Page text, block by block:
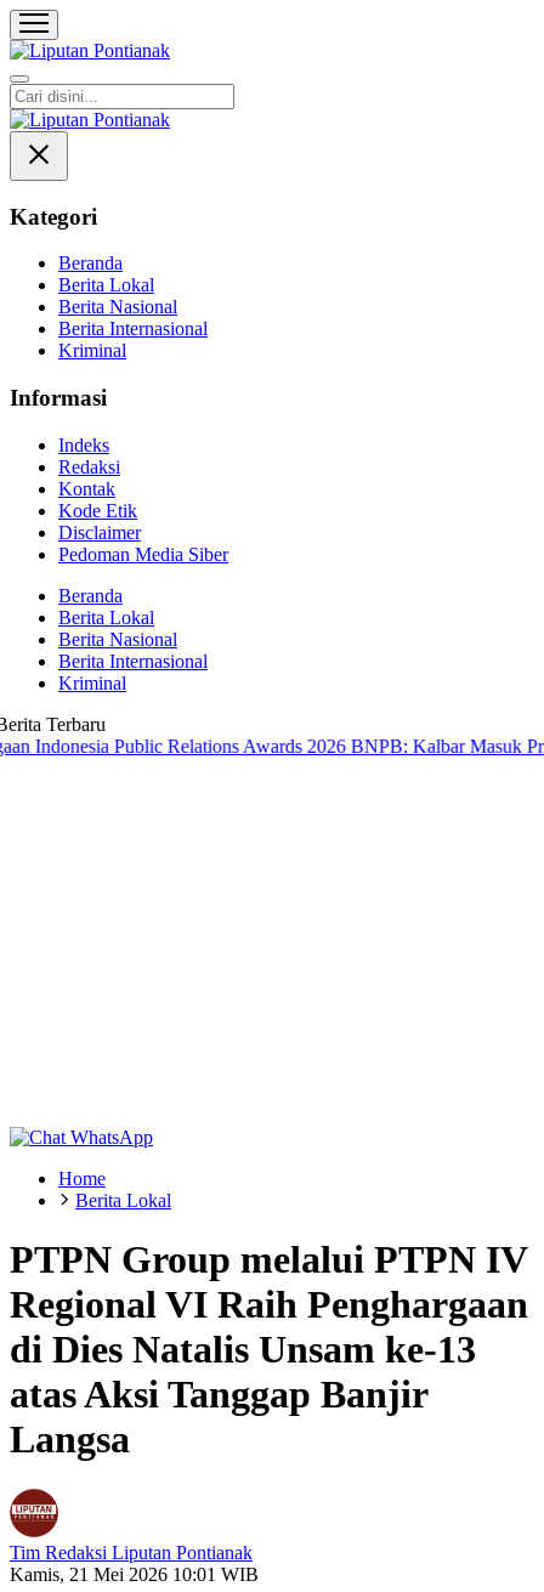
Liputan Pontianak
Berita Terkini dan TerUpdate
Kategori
Beranda
Berita Lokal
Berita Nasional
Berita Internasional
Kriminal
Informasi
Indeks
Redaksi
Kontak
Kode Etik
Disclaimer
Pedoman Media Siber
Beranda
Berita Lokal
Berita Nasional
Berita Internasional
Kriminal
Terbaru
Public Relations Awards 2026 BNPB: Kalbar Masuk Prioritas
Home
Berita Lokal
PTPN Group melalui PTPN IV
Regional VI Raih Penghargaan
di Dies Natalis Unsam ke-13
atas Aksi Tanggap Banjir
Langsa
Tim Redaksi Liputan Pontianak
Kamis, 21 Mei 2026 10:01 WIB